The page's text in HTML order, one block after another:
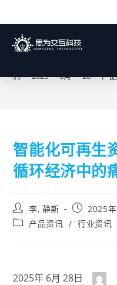
博客
> 2025 > 6月 > 28 > 产
智能化可再生
循环经济中的
李, 静斯
2025
产品资讯 / 行业资讯
2025年 6月 28日